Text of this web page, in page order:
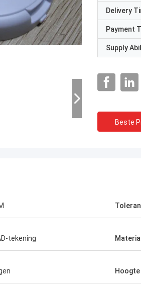
ons
om dit
Raffy
Ja, doet u uitstekend
Delivery
Payment
Supply
Beste
tekening
Hoogte